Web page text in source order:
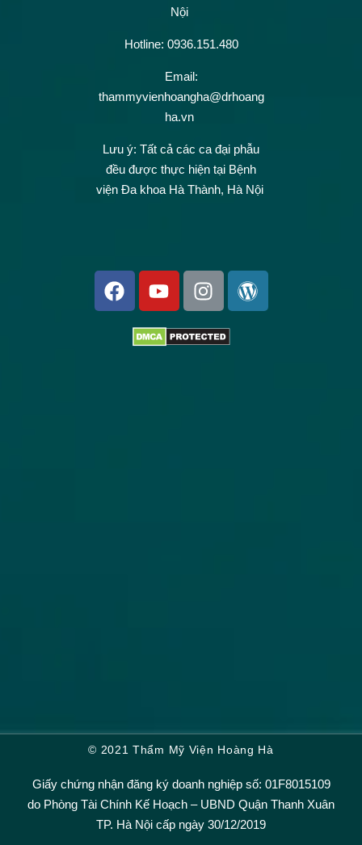
Nội
Hotline: 0936.151.480
Email:
thammyvienhoangha@drhoang
ha.vn
Lưu ý: Tất cả các ca đại phẫu
đều được thực hiện tại Bệnh
viện Đa khoa Hà Thành, Hà Nội
© 2021 Thẩm Mỹ Viện Hoàng Hà
Giấy chứng nhận đăng ký doanh nghiệp số: 01F8015109
do Phòng Tài Chính Kế Hoạch – UBND Quận Thanh Xuân
TP. Hà Nội cấp ngày 30/12/2019